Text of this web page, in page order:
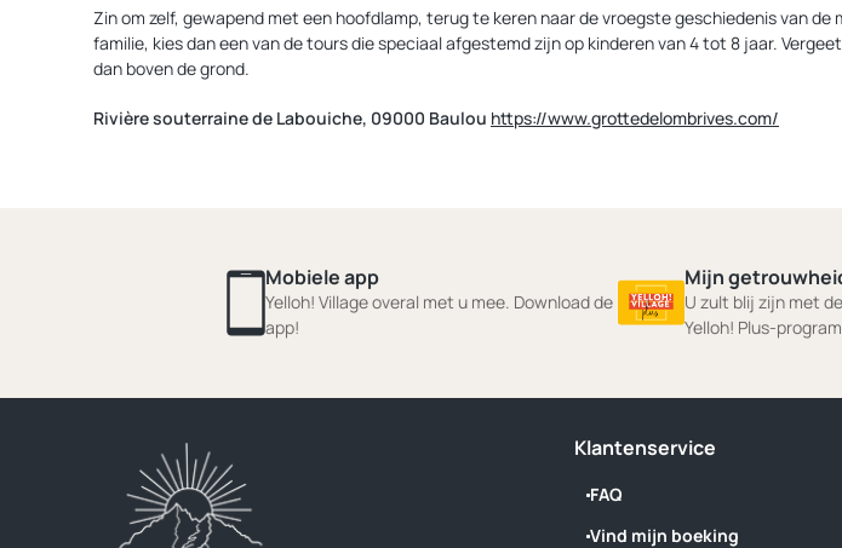
Zin om zelf, gewapend met een hoofdlamp, terug te keren naar de vroegste geschiedenis van
familie, kies dan een van de tours die speciaal afgestemd zijn op kinderen van 4 tot 8 jaar.
dan boven de grond.
Rivière souterraine de Labouiche, 09000 Baulou https://www.grottedelombrives.com/
Mobiele app
Yelloh! Village overal met u mee. Download de
app!
Mijn
U zult blij zijn met
Yelloh! Plus-
Klantenservice
FAQ
Vind mijn boeking